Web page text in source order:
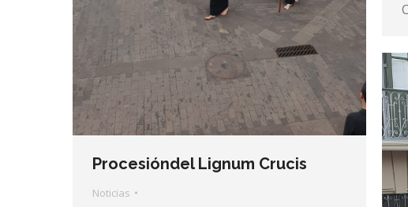
Procesióndel Lignum Crucis
Noticias